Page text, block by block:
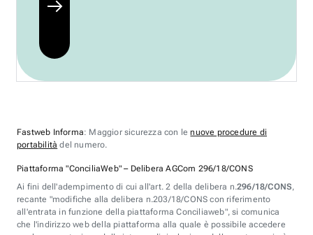
Fastweb Informa: Maggior sicurezza con lenuove procedure di
portabilità del numero.
Piattaforma "ConciliaWeb" – Delibera AGCom 296/18/CONS
Ai fini dell'adempimento di cui all'art. 2 della delibera n.296/18/CONS,
recante "modifiche alla delibera n.203/18/CONS con riferimento
all'entrata in funzione della piattaforma Conciliaweb", si comunica
che l'indirizzo web della piattaforma alla quale è possibile accedere